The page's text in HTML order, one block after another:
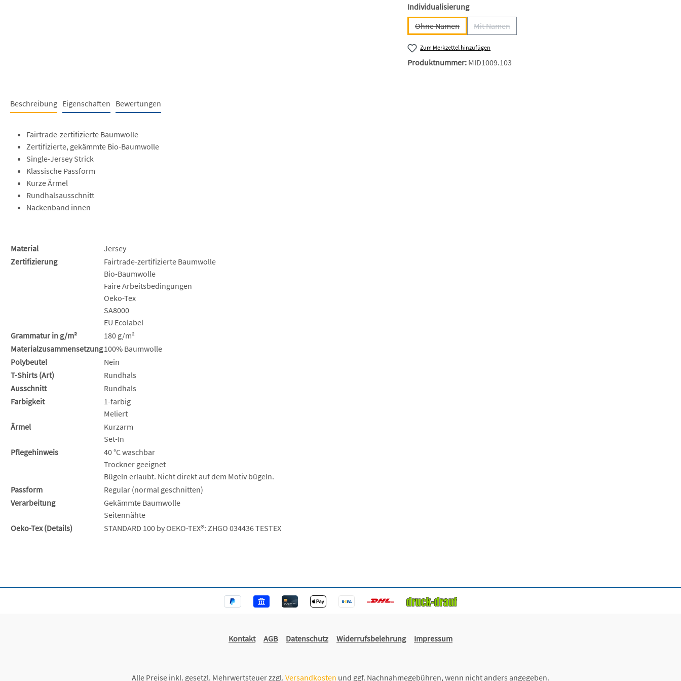
Individualisierungauswählen
Ohne Namen
(Diese Option ist zurzeit nicht verfügbar.)
Mit Namen
(Diese Option ist zurzeit nicht verfügbar.)
Zum Merkzettel hinzufügen
Produktnummer: MID1009.103
Beschreibung Eigenschaften Bewertungen
Fairtrade-zertifizierte Baumwolle
Zertifizierte, gekämmte Bio-Baumwolle
Single-Jersey Strick
Klassische Passform
Kurze Ärmel
Rundhalsausschnitt
Nackenband innen
Material
Jersey
Zertifizierung
Fairtrade-zertifizierte Baumwolle
Bio-Baumwolle
Faire Arbeitsbedingungen
Oeko-Tex
SA8000
EU Ecolabel
Grammatur in g/m²
180 g/m²
Materialzusammensetzung100% Baumwolle
Polybeutel
Nein
T-Shirts (Art)
Rundhals
Ausschnitt
Rundhals
Farbigkeit
1-farbig
Meliert
Ärmel
Kurzarm
Set-In
Pflegehinweis
40 °C waschbar
Trockner geeignet
Bügeln erlaubt. Nicht direkt auf dem Motiv bügeln.
Passform
Regular (normal geschnitten)
Verarbeitung
Gekämmte Baumwolle
Seitennähte
Oeko-Tex (Details)
STANDARD 100 by OEKO-TEX®: ZHGO 034436 TESTEX
Kontakt AGB Datenschutz Widerrufsbelehrung Impressum
Alle Preise inkl. gesetzl. Mehrwertsteuer zzgl. Versandkosten und ggf. Nachnahmegebühren, wenn nicht anders angegeben.